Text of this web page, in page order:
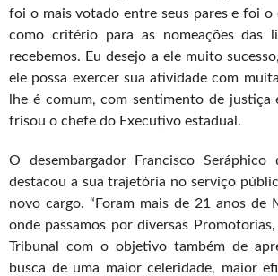
foi o mais votado entre seus pares e foi o
como critério para as nomeações das
recebemos. Eu desejo a ele muito
ele possa exercer sua atividade com
lhe é comum, com sentimento de justiça
frisou o chefe do Executivo estadual.
O desembargador Francisco Seráphico
destacou a sua trajetória no serviço
novo cargo. “Foram mais de 21 anos de
onde passamos por diversas
Tribunal com o objetivo também de
busca de uma maior celeridade, maior